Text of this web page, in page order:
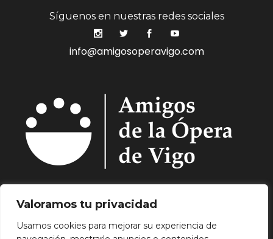
Valoramos tu privacidad
Usamos cookies para mejorar su experiencia de
Síguenos en nuestras redes sociales
info@amigosoperavigo.com
Quiénes Somos. Asóciate.
Programación.
Hemeroteca.
Noticias.
Contacto.